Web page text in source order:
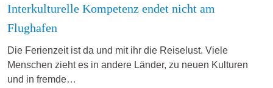
Interkulturelle Kompetenz endet nicht am
Flughafen
Die Ferienzeit ist da und mit ihr die Reiselust. Viele
Menschen zieht es in andere Länder, zu neuen Kulturen
und in fremde…